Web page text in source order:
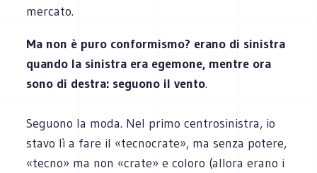
mercato.
Ma non è puro conformismo? erano di sinistra
quando la sinistra era egemone, mentre ora
sono di destra: seguono il vento.
Seguono la moda. Nel primo centrosinistra, io
stavo lì a fare il «tecnocrate», ma senza potere,
«tecno» ma non «crate» e coloro (allora erano i